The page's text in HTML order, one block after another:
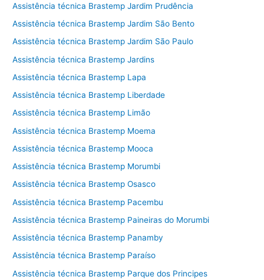
Assistência técnica Brastemp Jardim Prudência
Assistência técnica Brastemp Jardim São Bento
Assistência técnica Brastemp Jardim São Paulo
Assistência técnica Brastemp Jardins
Assistência técnica Brastemp Lapa
Assistência técnica Brastemp Liberdade
Assistência técnica Brastemp Limão
Assistência técnica Brastemp Moema
Assistência técnica Brastemp Mooca
Assistência técnica Brastemp Morumbi
Assistência técnica Brastemp Osasco
Assistência técnica Brastemp Pacembu
Assistência técnica Brastemp Paineiras do Morumbi
Assistência técnica Brastemp Panamby
Assistência técnica Brastemp Paraíso
Assistência técnica Brastemp Parque dos Principes